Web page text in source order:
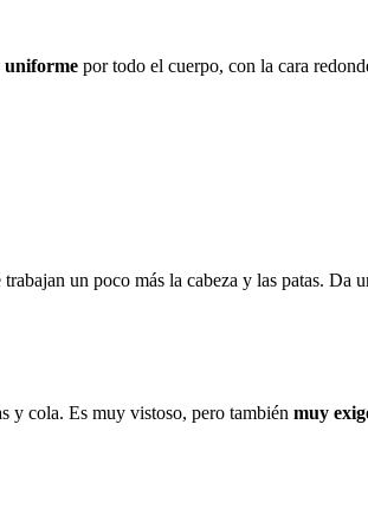
uniforme por todo el cuerpo, con la cara
trabajan un poco más la cabeza y las patas. Da
y cola. Es muy vistoso, pero también muy